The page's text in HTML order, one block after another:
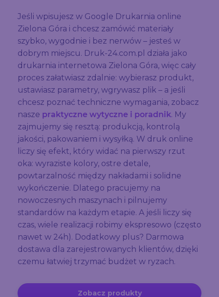
Jeśli wpisujesz w Google Drukarnia online
Zielona Góra i chcesz zamówić materiały
szybko, wygodnie i bez nerwów – jesteś w
dobrym miejscu. Druk-24.com.pl działa jako
drukarnia internetowa Zielona Góra, więc cały
proces załatwiasz zdalnie: wybierasz produkt,
ustawiasz parametry, wgrywasz plik – a jeśli
chcesz poznać techniczne wymagania, zobacz
nasze praktyczne wytyczne i poradnik. My
zajmujemy się resztą: produkcją, kontrolą
jakości, pakowaniem i wysyłką. W druk online
liczy się efekt, który widać na pierwszy rzut
oka: wyraziste kolory, ostre detale,
powtarzalność między nakładami i solidne
wykończenie. Dlatego pracujemy na
nowoczesnych maszynach i pilnujemy
standardów na każdym etapie. A jeśli liczy się
czas, wiele realizacji robimy ekspresowo (często
nawet w 24h). Dodatkowy plus? Darmowa
dostawa dla zarejestrowanych klientów, dzięki
czemu łatwiej trzymać budżet w ryzach.
Zobacz produkty